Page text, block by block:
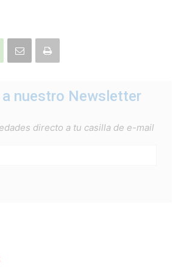
nuestro Newsletter
directo a tu casilla de e-mail